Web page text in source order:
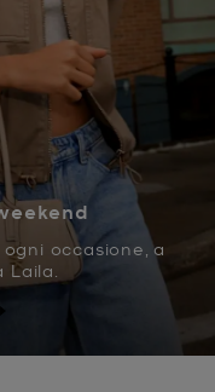
occasione, a